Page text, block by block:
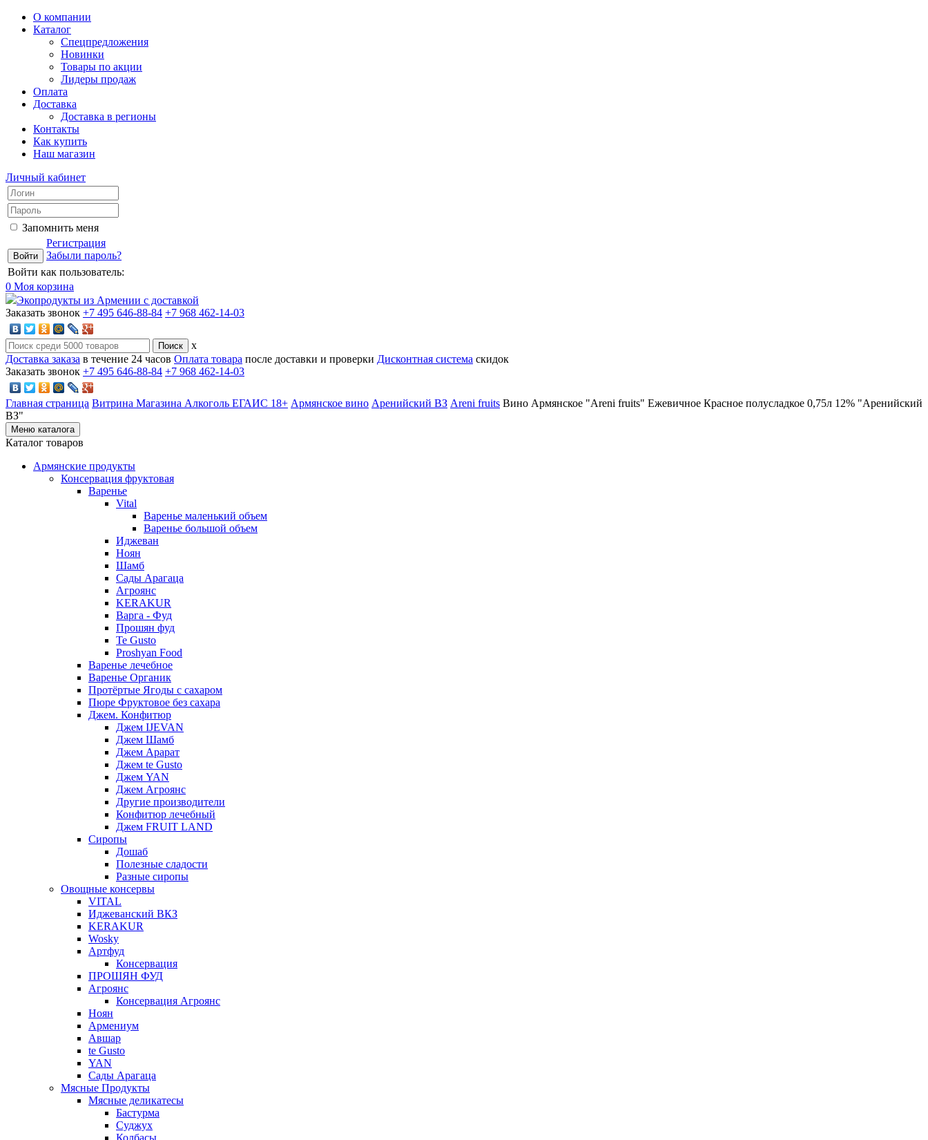
О компании
Каталог
Спецпредложения
Новинки
Товары по акции
Лидеры продаж
Оплата
Доставка
Доставка в регионы
Контакты
Как купить
Наш магазин
Личный кабинет
Запомнить меня
Регистрация
Забыли пароль?
Войти как пользователь:
0 Моя корзина
Экопродукты из Армении с доставкой
Заказать звонок +7 495 646-88-84 +7 968 462-14-03
x
Доставка заказа в течение 24 часов Оплата товара после доставки и проверки Дисконтная система скидок
Заказать звонок +7 495 646-88-84 +7 968 462-14-03
Главная страница Витрина Магазина Алкоголь ЕГАИС 18+ Армянское вино Аренийский ВЗ Areni fruits Вино Армянское "Areni fruits" Ежевичное Красное полусладкое 0,75л 12% "Аренийский
ВЗ"
Меню каталога
Каталог товаров
Армянские продукты
Консервация фруктовая
Варенье
Vital
Варенье маленький объем
Варенье большой объем
Иджеван
Ноян
Шамб
Сады Арагаца
Агроянс
KERAKUR
Варга - Фуд
Прошян фуд
Te Gusto
Proshyan Food
Варенье лечебное
Варенье Органик
Протёртые Ягоды с сахаром
Пюре Фруктовое без сахара
Джем. Конфитюр
Джем IJEVAN
Джем Шамб
Джем Арарат
Джем te Gusto
Джем YAN
Джем Агроянс
Другие производители
Конфитюр лечебный
Джем FRUIT LAND
Сиропы
Дошаб
Полезные сладости
Разные сиропы
Овощные консервы
VITAL
Иджеванский ВКЗ
KERAKUR
Wosky
Артфуд
Консервация
ПРОШЯН ФУД
Агроянс
Консервация Агроянс
Ноян
Армениум
Авшар
te Gusto
YAN
Сады Арагаца
Мясные Продукты
Мясные деликатесы
Бастурма
Суджух
Колбасы